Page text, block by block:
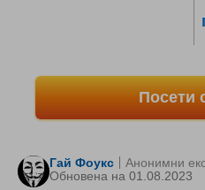
Посети
Гай Фоукс
Oбновена на 01.08.2023
Анонимни